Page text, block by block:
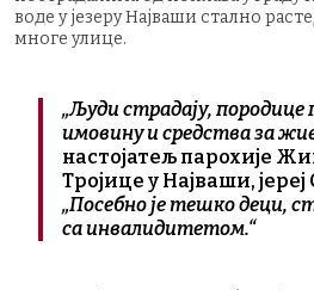
воде у језеру Најваши стално
многе улице.
„Људи страдају, породице
имовину и средства за
настојатељ парохије
Тројице у Најваши,
„Посебно је тешко деци,
са инвалидитетом.“